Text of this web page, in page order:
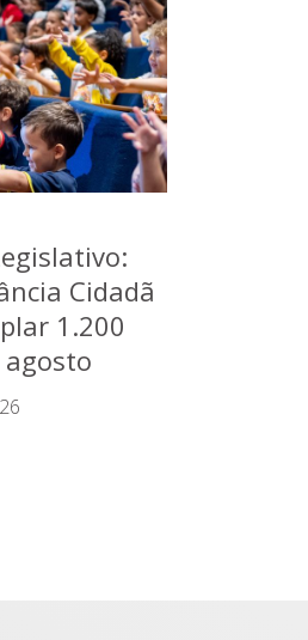
Cidadã
1.200